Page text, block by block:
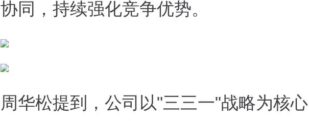
协同，持续强化竞争优势。
周华松提到，公司以"三三一"战略为核